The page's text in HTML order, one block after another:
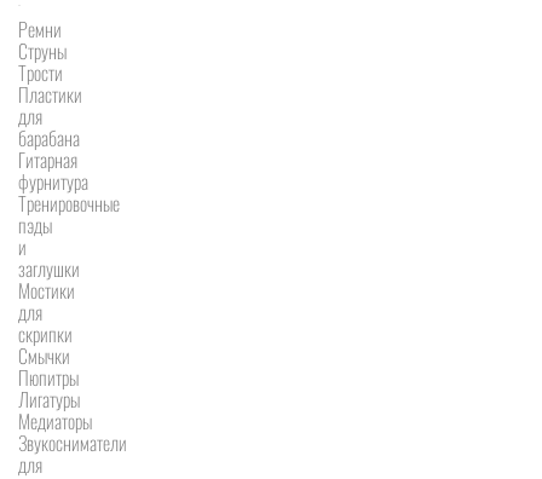
Ремни
Струны
Трости
Пластики
для
барабана
Гитарная
фурнитура
Тренировочные
пэды
и
заглушки
Мостики
для
скрипки
Смычки
Пюпитры
Лигатуры
Медиаторы
Звукосниматели
для